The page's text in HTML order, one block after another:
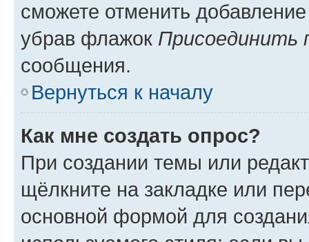
сможете отменить
убрав флажок Присоединить
сообщения.
Вернуться к началу
Как мне создать опрос?
При создании темы или
щёлкните на закладке или
основной формой для